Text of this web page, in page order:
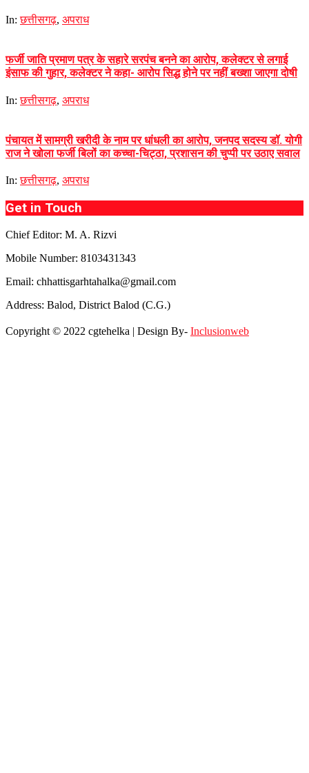
In: छत्तीसगढ़, अपराध
फर्जी जाति प्रमाण पत्र के सहारे सरपंच बनने का आरोप, कलेक्टर से लगाई
इंसाफ की गुहार, कलेक्टर ने कहा- आरोप सिद्ध होने पर नहीं बख्शा जाएगा दोषी
In: छत्तीसगढ़, अपराध
पंचायत में सामग्री खरीदी के नाम पर धांधली का आरोप, जनपद सदस्य डॉ. योगी
राज ने खोला फर्जी बिलों का कच्चा-चिट्ठा, प्रशासन की चुप्पी पर उठाए सवाल
In: छत्तीसगढ़, अपराध
Get in Touch
Chief Editor: M. A. Rizvi
Mobile Number: 8103431343
Email: chhattisgarhtahalka@gmail.com
Address: Balod, District Balod (C.G.)
Copyright © 2022 cgtehelka | Design By- Inclusionweb